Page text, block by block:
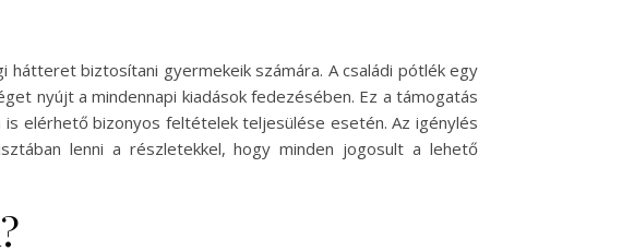
hátteret biztosítani gyermekeik számára. A családi pótlék egy
nyújt a mindennapi kiadások fedezésében. Ez a támogatás
is elérhető bizonyos feltételek teljesülése esetén. Az igénylés
lenni a részletekkel, hogy minden jogosult a lehető